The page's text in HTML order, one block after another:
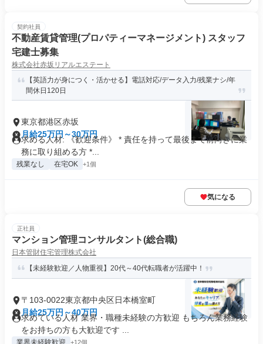
契約社員
不動産賃貸管理(プロパティーマネージメント) スタッフ
宅建士募集
株式会社赤坂リアルエステート
【英語力が身につく・活かせる】電話対応/データ入力/残業ナシ/年
間休日120日
東京都港区赤坂
月給25万円～30万円
求める人材: 《歓迎条件》 * 責任を持って最後まで前向きに業
務に取り組める方 *...
残業なし 在宅OK +1個
気になる
正社員
マンション管理コンサルタント(総合職)
日本管財住宅管理株式会社
【未経験歓迎／人物重視】20代～40代転職者が活躍中！
〒103-0022東京都中央区日本橋室町
月給25万円～40万円
求めている人材 業界・職種未経験の方歓迎 もちろん業務経験
をお持ちの方も大歓迎です ...
業界未経験歓迎 +12個